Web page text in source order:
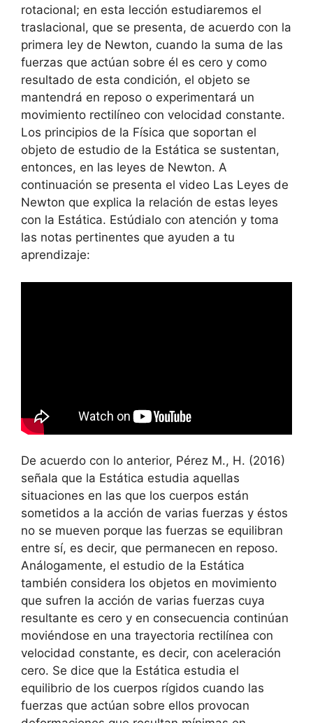
rotacional; en esta lección estudiaremos el
traslacional, que se presenta, de acuerdo con la
primera ley de Newton, cuando la suma de las
fuerzas que actúan sobre él es cero y como
resultado de esta condición, el objeto se
mantendrá en reposo o experimentará un
movimiento rectilíneo con velocidad constante.
Los principios de la Física que soportan el
objeto de estudio de la Estática se sustentan,
entonces, en las leyes de Newton. A
continuación se presenta el video Las Leyes de
Newton que explica la relación de estas leyes
con la Estática. Estúdialo con atención y toma
las notas pertinentes que ayuden a tu
aprendizaje:
De acuerdo con lo anterior, Pérez M., H. (2016)
señala que la Estática estudia aquellas
situaciones en las que los cuerpos están
sometidos a la acción de varias fuerzas y éstos
no se mueven porque las fuerzas se equilibran
entre sí, es decir, que permanecen en reposo.
Análogamente, el estudio de la Estática
también considera los objetos en movimiento
que sufren la acción de varias fuerzas cuya
resultante es cero y en consecuencia continúan
moviéndose en una trayectoria rectilínea con
velocidad constante, es decir, con aceleración
cero. Se dice que la Estática estudia el
equilibrio de los cuerpos rígidos cuando las
fuerzas que actúan sobre ellos provocan